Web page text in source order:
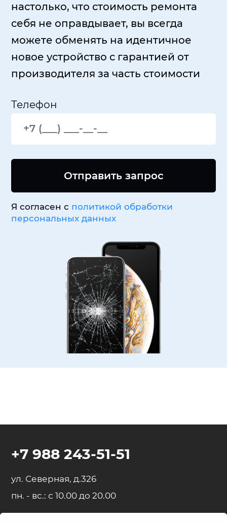
настолько, что стоимость ремонта
себя не оправдывает, вы всегда
можете обменять на идентичное
новое устройство с гарантией от
производителя за часть стоимости
Телефон
Отправить запрос
Я согласен с политикой обработки
персональных данных
ул. Северная, д.326
пн. - вс.: с 10.00 до 20.00
+7 988 243-51-51